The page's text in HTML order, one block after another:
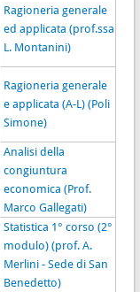
Ragioneria generale
ed applicata (prof.ssa
L. Montanini)
Ragioneria generale
e applicata (A-L) (Poli
Simone)
Analisi della
congiuntura
economica (Prof.
Marco Gallegati)
Statistica 1° corso (2°
modulo) (prof. A.
Merlini - Sede di San
Benedetto)